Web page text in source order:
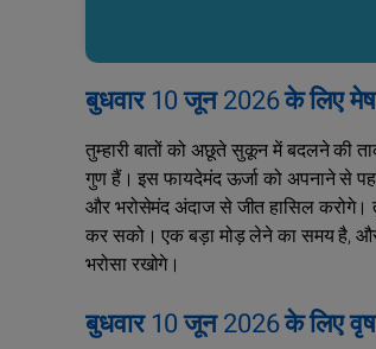
बुधवार 10 जून 2026 के लिए
तुम्हारी बातों को अछूते सुकून में बदलने की
गुण हैं। इस फायदेमंद ऊर्जा को अपनाने से
और भरोसेमंद अंदाज से जीत हासिल करोगे।
कर सको। एक बड़ा मोड़ लेने का समय है,
भरोसा रखोगे।
बुधवार 10 जून 2026 के लिए